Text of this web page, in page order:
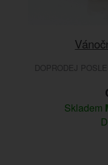
DOPRODEJ
Skladem